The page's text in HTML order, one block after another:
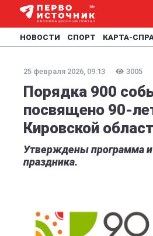
НОВОСТИ СПОРТ КАРТА-
25 февраля 2026, 09:13 3005
Порядка 900
посвящено 90-
Кировской
Утверждены программа и
праздника.